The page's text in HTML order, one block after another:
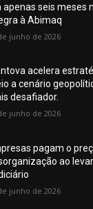
apenas seis meses
à Abimaq
junho de 2026
acelera
a cenário
desafiador.
junho de 2026
pagam o
ao
junho de 2026